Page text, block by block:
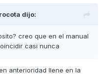
dijo:
creo que en el manual
casi nunca
anterioridad llene en la